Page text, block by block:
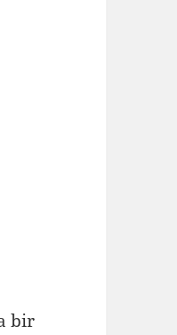
bir